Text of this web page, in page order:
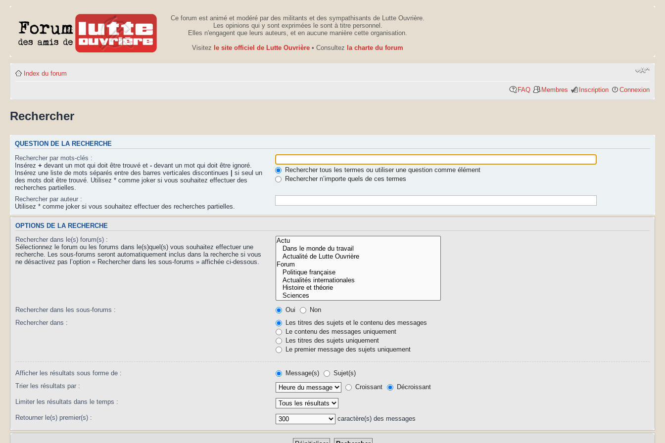
Ce forum est animé et modéré par des militants et des sympathisants de Lutte Ouvrière.
Les opinions qui y sont exprimées le sont à titre personnel.
Elles n'engagent que leurs auteurs, et en aucune manière cette organisation.
Visitez le site officiel de Lutte Ouvrière • Consultez la charte du forum
Index du forum
FAQ Membres Inscription Connexion
Rechercher
QUESTION DE LA RECHERCHE
Rechercher par mots-clés :
Insérez + devant un mot qui doit être trouvé et - devant un mot qui doit être ignoré.
Insérez une liste de mots séparés entre des barres verticales discontinues
si seul un
des mots doit être trouvé. Utilisez * comme joker si vous souhaitez effectuer des
recherches partielles.
Rechercher tous les termes ou utiliser une question comme élément
Rechercher n’importe quels de ces termes
Rechercher par auteur :
Utilisez * comme joker si vous souhaitez effectuer des recherches partielles.
OPTIONS DE LA RECHERCHE
Rechercher dans le(s) forum(s) :
Sélectionnez le forum ou les forums dans le(s)quel(s) vous souhaitez effectuer une
recherche. Les sous-forums seront automatiquement inclus dans la recherche si vous
ne désactivez pas l’option « Rechercher dans les sous-forums » affichée ci-dessous.
Rechercher dans les sous-forums : Oui
Non
Rechercher dans :
Les titres des sujets et le contenu des messages
Le contenu des messages uniquement
Les titres des sujets uniquement
Le premier message des sujets uniquement
Afficher les résultats sous forme de : Message(s)
Sujet(s)
Trier les résultats par :
Croissant Décroissant
Limiter les résultats dans le temps :
Retourner le(s) premier(s) : caractère(s) des messages